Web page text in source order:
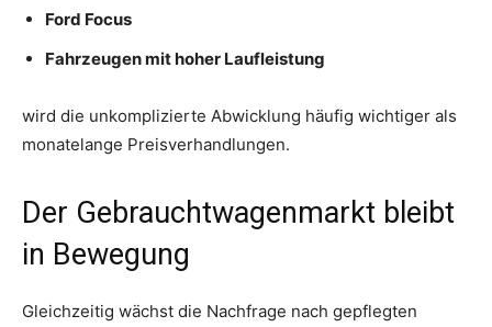
Ford Focus
Fahrzeugen mit hoher Laufleistung
wird die unkomplizierte Abwicklung häufig wichtiger als
monatelange Preisverhandlungen.
Der Gebrauchtwagenmarkt bleibt
in Bewegung
Gleichzeitig wächst die Nachfrage nach gepflegten